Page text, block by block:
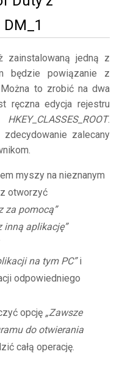
zainstalowaną jedną z
będzie powiązanie z
to zrobić na dwa
ręczna edycja rejestru
HKEY_CLASSES_ROOT.
zalecany
myszy na nieznanym
otworzyć
za pomocą”
inną aplikację”
na tym PC”i
odpowiedniego
opcję „Zawsze
do otwierania
całą operację.